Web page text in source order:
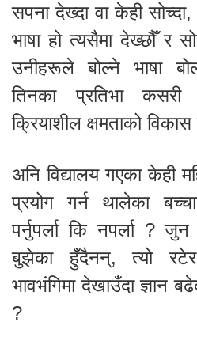
सपना देख्दा वा केही
भाषा हो त्यसैमा देख्छौँ र
उनीहरूले बोल्ने भाषा
तिनका प्रतिभा
क्रियाशील क्षमताको
अनि विद्यालय गएका केही
प्रयोग गर्न थालेका
पर्नुपर्ला कि नपर्ला ?
बुझेका हुँदैनन्, त्यो रटेर
भावभंगिमा देखाउँदा ज्ञान
?